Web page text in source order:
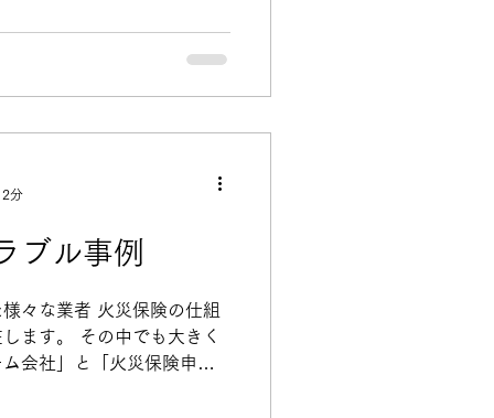
ブル事例
々な業者 火災保険の仕組
ます。 その中でも大きく
会社」と「火災保険申請
2分